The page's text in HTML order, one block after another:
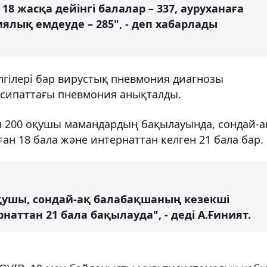
жасқа дейінгі балалар – 337, ауруханаға
емдеуде – 285", - деп хабарлады
бар вирустық пневмония диагнозы
пневмония анықталды.
оқушы мамандардың бақылауында, сондай-
18 бала және интернаттан келген 21 бала бар.
сондай-ақ балабақшаның кезекші
21 бала бақылауда", - деді А.Ғиният.